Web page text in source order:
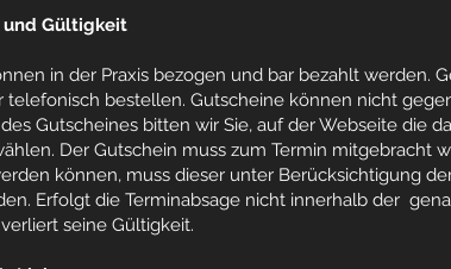
und Gültigkeit
in der Praxis bezogen und bar bezahlt werden.
telefonisch bestellen. Gutscheine können nicht
Gutscheines bitten wir Sie, auf der Webseite die
Der Gutschein muss zum Termin mitgebracht
können, muss dieser unter Berücksichtigung
Erfolgt die Terminabsage nicht innerhalb der
seine Gültigkeit.